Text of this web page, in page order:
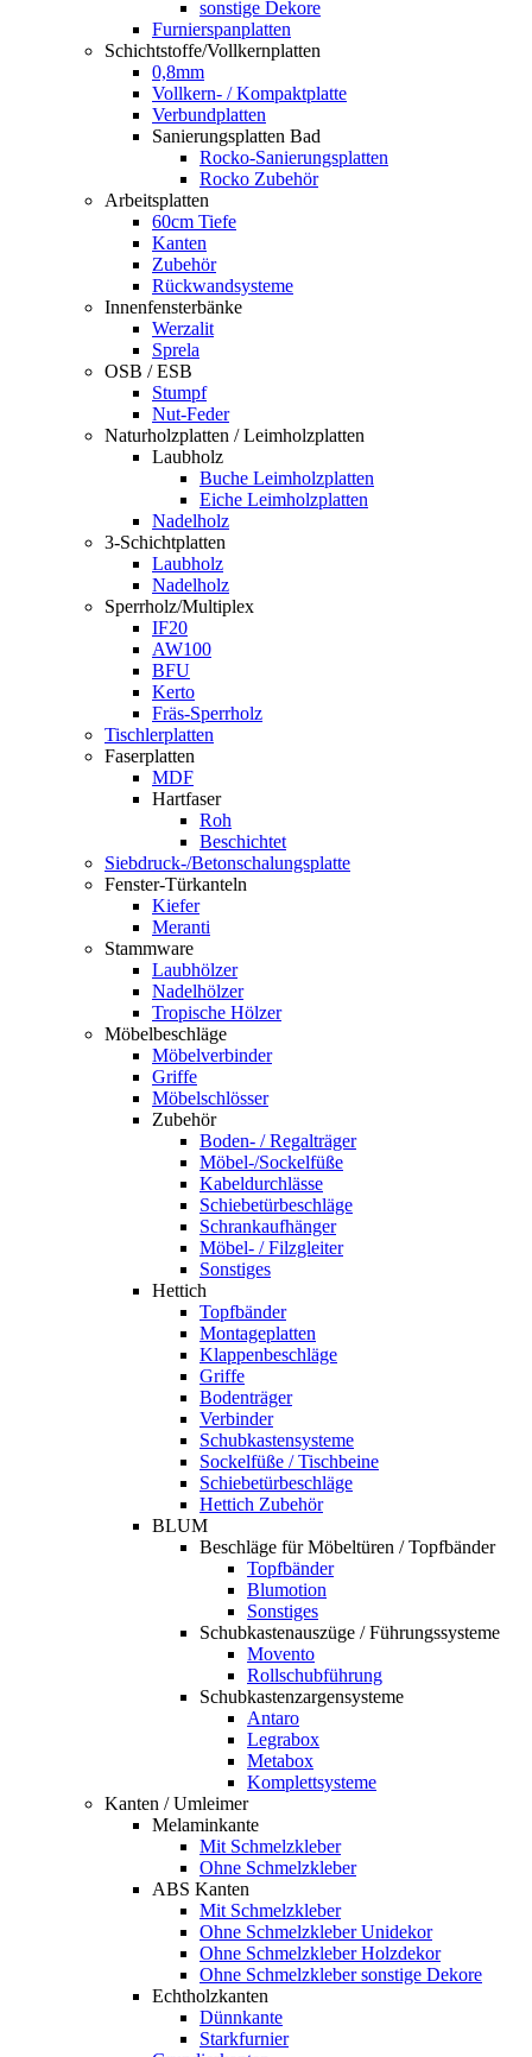
sonstige Dekore
Furnierspanplatten
Schichtstoffe/Vollkernplatten
0,8mm
Vollkern- / Kompaktplatte
Verbundplatten
Sanierungsplatten Bad
Rocko-Sanierungsplatten
Rocko Zubehör
Arbeitsplatten
60cm Tiefe
Kanten
Zubehör
Rückwandsysteme
Innenfensterbänke
Werzalit
Sprela
OSB / ESB
Stumpf
Nut-Feder
Naturholzplatten / Leimholzplatten
Laubholz
Buche Leimholzplatten
Eiche Leimholzplatten
Nadelholz
3-Schichtplatten
Laubholz
Nadelholz
Sperrholz/Multiplex
IF20
AW100
BFU
Kerto
Fräs-Sperrholz
Tischlerplatten
Faserplatten
MDF
Hartfaser
Roh
Beschichtet
Siebdruck-/Betonschalungsplatte
Fenster-Türkanteln
Kiefer
Meranti
Stammware
Laubhölzer
Nadelhölzer
Tropische Hölzer
Möbelbeschläge
Möbelverbinder
Griffe
Möbelschlösser
Zubehör
Boden- / Regalträger
Möbel-/Sockelfüße
Kabeldurchlässe
Schiebetürbeschläge
Schrankaufhänger
Möbel- / Filzgleiter
Sonstiges
Hettich
Topfbänder
Montageplatten
Klappenbeschläge
Griffe
Bodenträger
Verbinder
Schubkastensysteme
Sockelfüße / Tischbeine
Schiebetürbeschläge
Hettich Zubehör
BLUM
Beschläge für Möbeltüren / Topfbänder
Topfbänder
Blumotion
Sonstiges
Schubkastenauszüge / Führungssysteme
Movento
Rollschubführung
Schubkastenzargensysteme
Antaro
Legrabox
Metabox
Komplettsysteme
Kanten / Umleimer
Melaminkante
Mit Schmelzkleber
Ohne Schmelzkleber
ABS Kanten
Mit Schmelzkleber
Ohne Schmelzkleber Unidekor
Ohne Schmelzkleber Holzdekor
Ohne Schmelzkleber sonstige Dekore
Echtholzkanten
Dünnkante
Starkfurnier